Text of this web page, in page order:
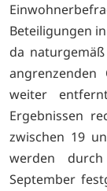
Beteiligungen
da
weiter
Ergebnissen
zwischen 19
werden
September